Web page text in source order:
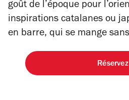
goût de l’époque pour
inspirations catalanes ou
en barre, qui se mange
Réservez